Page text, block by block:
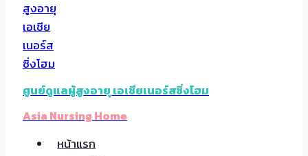
ศูนย์ดูแลผู้สูงอายุ เอเชียเนอร์สซิ่งโฮม
Asia Nursing Home
หน้าแรก